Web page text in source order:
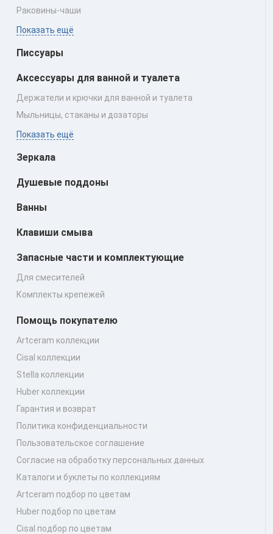
Раковины‑чаши
Показать ещё
Писсуары
Аксессуары для ванной и туалета
Держатели и крючки для ванной и туалета
Мыльницы, стаканы и дозаторы
Показать ещё
Зеркала
Душевые поддоны
Ванны
Клавиши смыва
Запасные части и комплектующие
Для смесителей
Комплекты крепежей
Помощь покупателю
Artceram коллекции
Cisal коллекции
Stella коллекции
Huber коллекции
Гарантия и возврат
Политика конфиденциальности
Пользовательское соглашение
Согласие на обработку персональных данных
Каталоги и буклеты по коллекциям
Artceram подбор по цветам
Huber подбор по цветам
Cisal подбор по цветам